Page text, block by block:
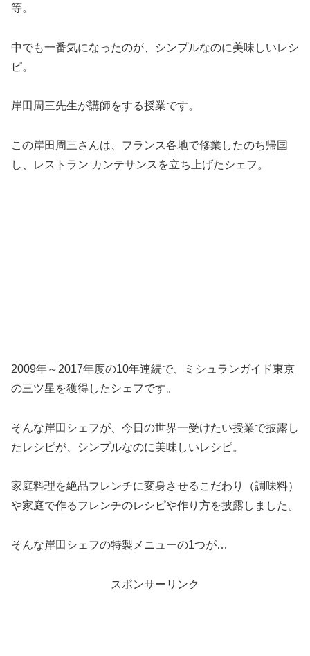
等。
中でも一番気になったのが、シンプルなのに美味しいレシ
ピ。
岸田周三先生が講師をする授業です。
この岸田周三さんは、フランス各地で修業したのち帰国
し、レストラン カンテサンスを立ち上げたシェフ。
2009年～2017年度の10年連続で、ミシュランガイド東京
の三ツ星を獲得したシェフです。
そんな岸田シェフが、今日の世界一受けたい授業で披露し
たレシピが、シンプルなのに美味しいレシピ。
家庭料理を絶品フレンチに変身させるこだわり（調味料）
や家庭で作るフレンチのレシピや作り方を披露しました。
そんな岸田シェフの特製メニューの1つが…
スポンサーリンク